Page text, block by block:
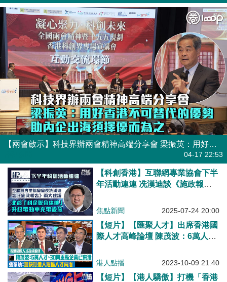
【兩會啟示】科技界辦兩會精神高端分享會 梁振英：用好香港不可替代的優勢、助內企出海須擇優而為之
04-17 22:53
【科創香港】互聯網專業協會下半
年活動連連 冼漢迪談《施政報
樓」與升級電動車充電設施
焦點新聞 2025-07-24 20:00
【短片】【匯聚人才】出席香港國
際人才高峰論壇 陳茂波：6萬人
炳：加快打造大灣區高水平人才高
港人點播 2023-10-09 21:40
【短片】【港人驕傲】打機「香港